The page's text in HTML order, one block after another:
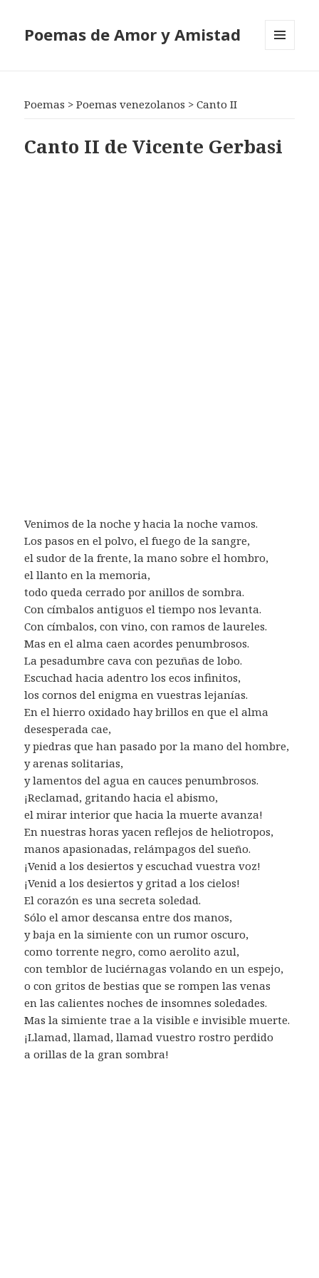
Poemas de Amor y Amistad
Poemas >Poemas venezolanos >Canto II
Canto II de Vicente Gerbasi
Venimos de la noche y hacia la noche vamos.
Los pasos en el polvo, el fuego de la sangre,
el sudor de la frente, la mano sobre el hombro,
el llanto en la memoria,
todo queda cerrado por anillos de sombra.
Con címbalos antiguos el tiempo nos levanta.
Con címbalos, con vino, con ramos de laureles.
Mas en el alma caen acordes penumbrosos.
La pesadumbre cava con pezuñas de lobo.
Escuchad hacia adentro los ecos infinitos,
los cornos del enigma en vuestras lejanías.
En el hierro oxidado hay brillos en que el alma
desesperada cae,
y piedras que han pasado por la mano del hombre,
y arenas solitarias,
y lamentos del agua en cauces penumbrosos.
¡Reclamad, gritando hacia el abismo,
el mirar interior que hacia la muerte avanza!
En nuestras horas yacen reflejos de heliotropos,
manos apasionadas, relámpagos del sueño.
¡Venid a los desiertos y escuchad vuestra voz!
¡Venid a los desiertos y gritad a los cielos!
El corazón es una secreta soledad.
Sólo el amor descansa entre dos manos,
y baja en la simiente con un rumor oscuro,
como torrente negro, como aerolito azul,
con temblor de luciérnagas volando en un espejo,
o con gritos de bestias que se rompen las venas
en las calientes noches de insomnes soledades.
Mas la simiente trae a la visible e invisible muerte.
¡Llamad, llamad, llamad vuestro rostro perdido
a orillas de la gran sombra!